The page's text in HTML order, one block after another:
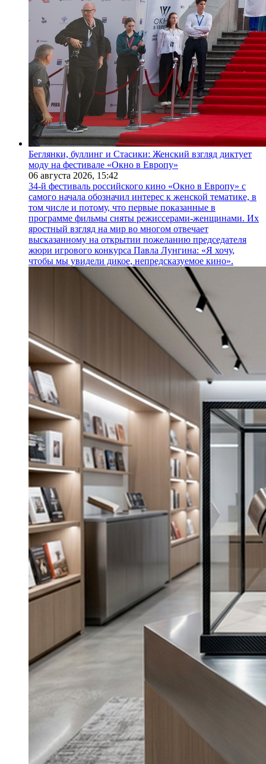
Беглянки, буллинг и Стасики: Женский взгляд диктует
моду на фестивале «Окно в Европу»
06 августа 2026, 15:42
34-й фестиваль российского кино «Окно в Европу» с
самого начала обозначил интерес к женской тематике, в
том числе и потому, что первые показанные в
программе фильмы сняты режиссерами-женщинами. Их
яростный взгляд на мир во многом отвечает
высказанному на открытии пожеланию председателя
жюри игрового конкурса Павла Лунгина: «Я хочу,
чтобы мы увидели дикое, непредсказуемое кино».